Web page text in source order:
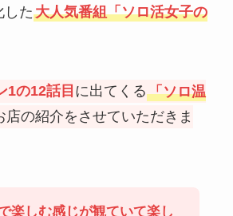
した大人気番組「ソロ活女子の
1の12話目 に出てくる「ソロ温
店の紹介をさせていただきま
楽しむ感じが観ていて楽し